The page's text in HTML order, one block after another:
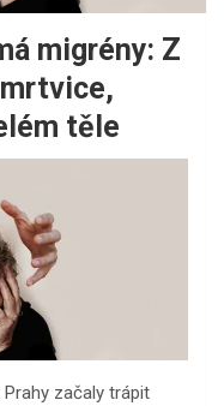
migrény: Z
těle
začaly trápit